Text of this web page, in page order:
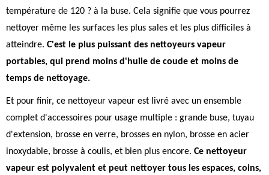
température de 120 ? à la buse. Cela signifie que vous pourrez
nettoyer même les surfaces les plus sales et les plus difficiles à
atteindre. C'est le plus puissant des nettoyeurs vapeur
portables, qui prend moins d'huile de coude et moins de
temps de nettoyage.
Et pour finir, ce nettoyeur vapeur est livré avec un ensemble
complet d'accessoires pour usage multiple : grande buse, tuyau
d'extension, brosse en verre, brosses en nylon, brosse en acier
inoxydable, brosse à coulis, et bien plus encore. Ce nettoyeur
vapeur est polyvalent et peut nettoyer tous les espaces, coins,